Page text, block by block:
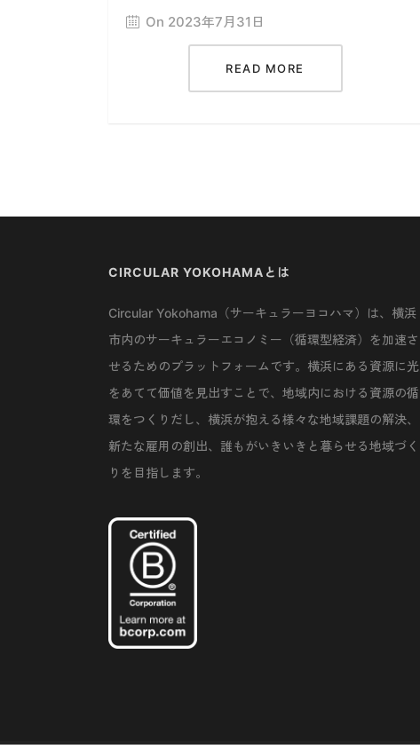
On 2023年7月31日
READ MORE
CIRCULAR YOKOHAMAとは
Circular Yokohama（サーキュラーヨコハマ）は、横浜
市内のサーキュラーエコノミー（循環型経済）を加速さ
せるためのプラットフォームです。横浜にある資源に光
をあてて価値を見出すことで、地域内における資源の循
環をつくりだし、横浜が抱える様々な地域課題の解決、
新たな雇用の創出、誰もがいきいきと暮らせる地域づく
りを目指します。